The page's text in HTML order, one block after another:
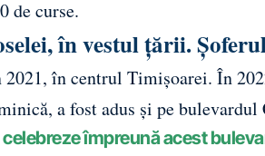
de curse.
în vestul țării.
în centrul Timișoarei. În
a fost adus și pe bulevardul
împreună acest